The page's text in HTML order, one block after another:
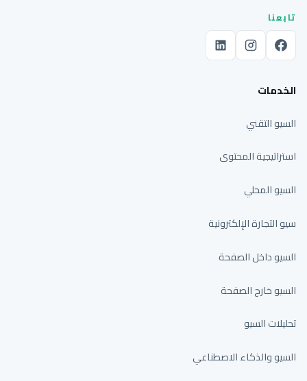
تابعنا
الخدمات
السيو التقني
استراتيجية المحتوى
السيو المحلي
سيو التجارة الإلكترونية
السيو داخل الصفحة
السيو خارج الصفحة
تحليلات السيو
السيو والذكاء الاصطناعي